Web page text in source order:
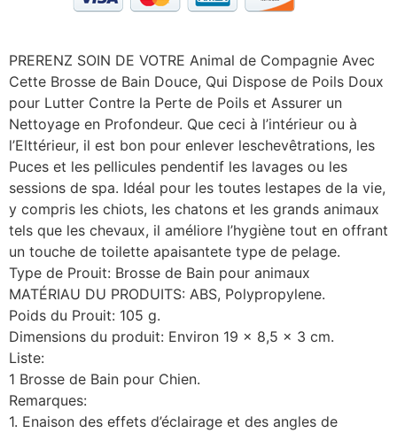
PRERENZ SOIN DE VOTRE Animal de Compagnie Avec
Cette Brosse de Bain Douce, Qui Dispose de Poils Doux
pour Lutter Contre la Perte de Poils et Assurer un
Nettoyage en Profondeur. Que ceci à l’intérieur ou à
l’Elttérieur, il est bon pour enlever leschevêtrations, les
Puces et les pellicules pendentif les lavages ou les
sessions de spa. Idéal pour les toutes lestapes de la vie,
y compris les chiots, les chatons et les grands animaux
tels que les chevaux, il améliore l’hygiène tout en offrant
un touche de toilette apaisantete type de pelage.
Type de Prouit: Brosse de Bain pour animaux
MATÉRIAU DU PRODUITS: ABS, Polypropylene.
Poids du Prouit: 105 g.
Dimensions du produit: Environ 19 x 8,5 x 3 cm.
Liste:
1 Brosse de Bain pour Chien.
Remarques:
1. Enaison des effets d’éclairage et des angles de